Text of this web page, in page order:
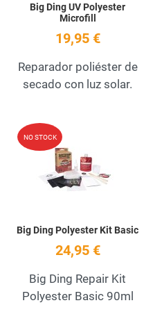
Big Ding UV Polyester
Microfill
19,95 €
Reparador poliéster de
secado con luz solar.
NO STOCK
Big Ding Polyester Kit Basic
24,95 €
Big Ding Repair Kit
Polyester Basic 90ml